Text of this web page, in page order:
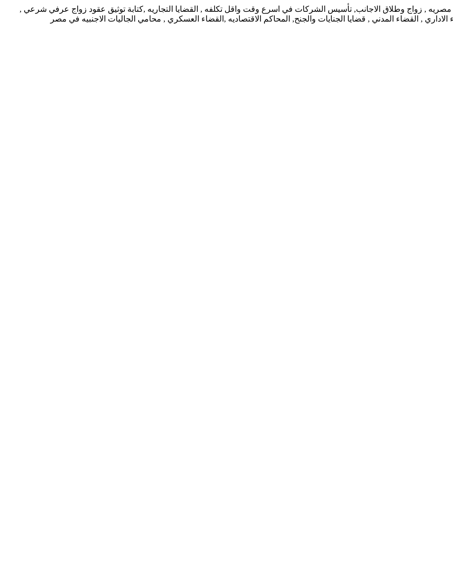
مصريه , زواج وطلاق الاجانب, تأسيس الشركات في اسرع وقت واقل تكلفه , القضايا التجاريه ,كتابة توثيق عقود زواج عرفي شرعي ,
, القضاء المدني , قضايا الجنايات والجنح, المحاكم الاقتصاديه ,القضاء العسكري , محامي الجاليات الاجنبيه في مصر